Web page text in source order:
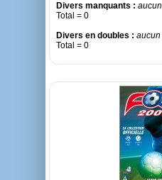
Divers manquants : aucun
Total = 0
Divers en doubles : aucun
Total = 0